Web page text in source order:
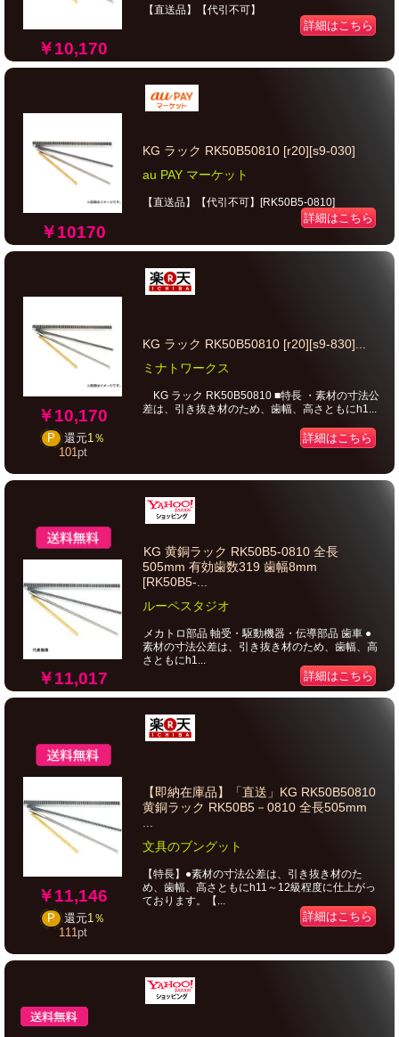
￥10,170
【直送品】【代引不可】
詳細はこちら
￥10170
KG ラック RK50B50810 [r20][s9-030]
au PAY マーケット
【直送品】【代引不可】[RK50B5-0810]
詳細はこちら
￥10,170
P 還元1％
101 pt
KG ラック RK50B50810 [r20][s9-830]...
ミナトワークス
KG ラック RK50B50810 ■特長 ・素材の寸法公
差は、引き抜き材のため、歯幅、高さともにh1...
詳細はこちら
￥11,017
KG 黄銅ラック RK50B5-0810 全長
505mm 有効歯数319 歯幅8mm
[RK50B5-...
ルーペスタジオ
メカトロ部品 軸受・駆動機器・伝導部品 歯車 ●
素材の寸法公差は、引き抜き材のため、歯幅、高
さともにh1...
詳細はこちら
￥11,146
P 還元1％
111pt
【即納在庫品】「直送」KG RK50B50810
黄銅ラック RK50B5－0810 全長505mm
文具のブングット
【特長】●素材の寸法公差は、引き抜き材のた
め、歯幅、高さともにh11～12級程度に仕上がっ
ております。【...
詳細はこちら